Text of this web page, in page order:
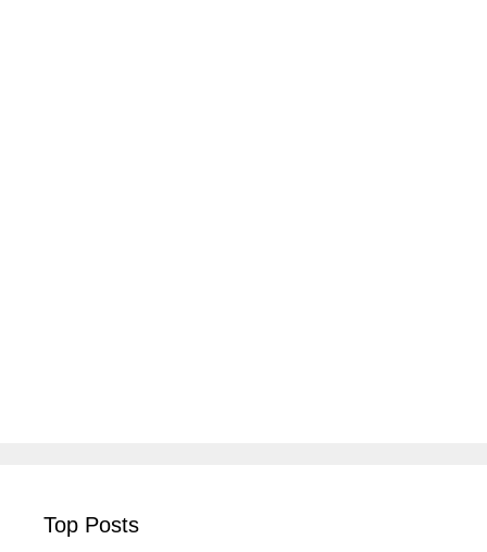
Top Posts